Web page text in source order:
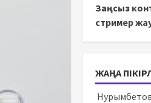
Заңсыз
стример
ЖАҢА